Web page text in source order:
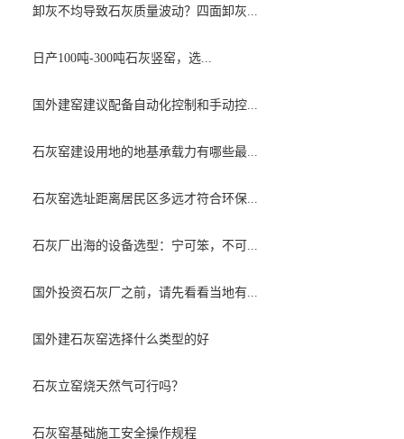
卸灰不均导致石灰质量波动？四面卸灰...
日产100吨-300吨石灰竖窑，选...
国外建窑建议配备自动化控制和手动控...
石灰窑建设用地的地基承载力有哪些最...
石灰窑选址距离居民区多远才符合环保...
石灰厂出海的设备选型：宁可笨，不可...
国外投资石灰厂之前，请先看看当地有...
国外建石灰窑选择什么类型的好
石灰立窑烧天然气可行吗？
石灰窑基础施工安全操作规程